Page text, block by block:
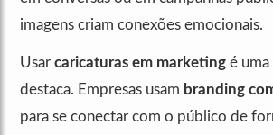
imagens criam conexões emocionais.
Usar caricaturas em marketing é
destaca. Empresas usam branding
para se conectar com o público de